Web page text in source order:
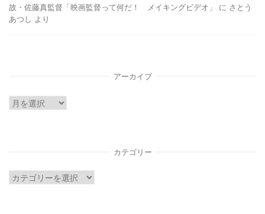
故・佐藤真監督「映画監督って何だ！ メイキングビデオ」 に さとう
あつし より
アーカイブ
ア
カテゴリー
カ